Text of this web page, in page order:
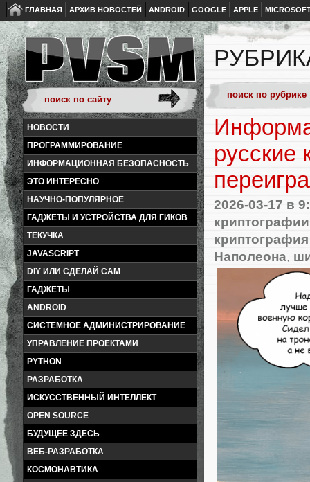
ГЛАВНАЯ АРХИВ НОВОСТЕЙ ANDROID GOOGLE APPLE
НОВОСТИ
ПРОГРАММИРОВАНИЕ
ИНФОРМАЦИОННАЯ БЕЗОПАСНОСТЬ
ЭТО ИНТЕРЕСНО
НАУЧНО-ПОПУЛЯРНОЕ
ГАДЖЕТЫ И УСТРОЙСТВА ДЛЯ ГИКОВ
ТЕКУЧКА
JAVASCRIPT
DIY ИЛИ СДЕЛАЙ САМ
ГАДЖЕТЫ
ANDROID
СИСТЕМНОЕ АДМИНИСТРИРОВАНИЕ
УПРАВЛЕНИЕ ПРОЕКТАМИ
PYTHON
РАЗРАБОТКА
ИСКУССТВЕННЫЙ ИНТЕЛЛЕКТ
OPEN SOURCE
БУДУЩЕЕ ЗДЕСЬ
ВЕБ-РАЗРАБОТКА
КОСМОНАВТИКА
русские
2026-03-17 в
криптографии
Наполеона,